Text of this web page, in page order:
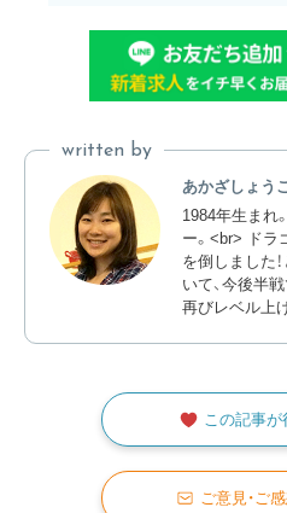
written by
あかざしょうこ
1984年生まれ
ー。<br> ドラ
を倒しました
いて、今後半
再びレベル上
この記事
ご意見・ご